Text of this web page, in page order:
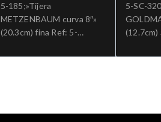
5-185;»Tijera
METZENBAUM curva 8″»
(20.3cm) fina Ref: 5-
5-SC-